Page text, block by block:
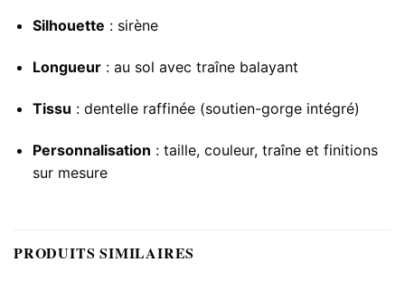
Silhouette : sirène
Longueur: au sol avec traîne balayant
Tissu : dentelle raffinée (soutien-gorge intégré)
Personnalisation : taille, couleur, traîne et finitions
sur mesure
PRODUITS SIMILAIRES